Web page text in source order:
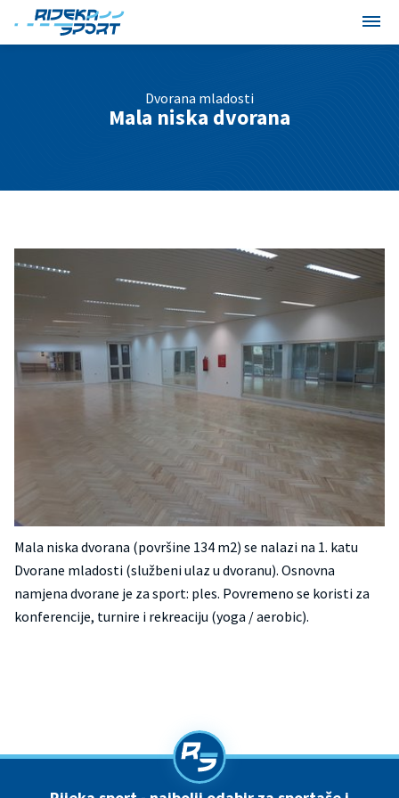
Dvorana mladosti
Mala niska dvorana
Mala niska dvorana (površine 134 m2) se nalazi na 1. katu
Dvorane mladosti (službeni ulaz u dvoranu). Osnovna
namjena dvorane je za sport: ples. Povremeno se koristi za
konferencije, turnire i rekreaciju (yoga / aerobic).